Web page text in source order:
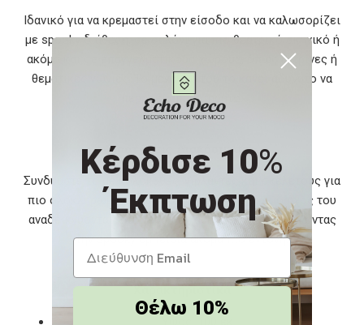
Ιδανικό για να κρεμαστεί στην είσοδο και να καλωσορίζει
με spooky διάθεση, σε σαλόνι για πιο θεατρικό σκηνικό ή
ακόμα και σε επαγγελματικούς χώρους, όπως βιτρίνες ή
θεματικές γωνιές. Το μέγεθός του το κάνει αδύνατο να
περάσει απαρατήρητο.
Προτάσεις Διακόσμησης
Συνδυάστε το με κολοκύθες, γιρλάντες και σκελετούς για
πιο ολοκληρωμένο σκηνικό. Ο φωτισμός και ο ήχος του
αναδεικνύονται ιδιαίτερα σε χαμηλό φωτισμό, κάνοντας
την spooky εμπειρία ακόμα πιο έντονη.
Χαρακτηριστικά
Κέρδισε 10%
Έκπτωση
Θέλω 10%